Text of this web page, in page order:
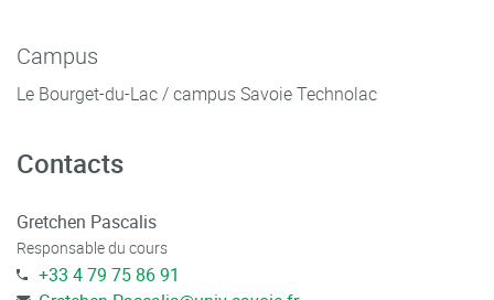
Campus
Le Bourget-du-Lac / campus Savoie Technolac
Contacts
Gretchen Pascalis
Responsable du cours
+33 4 79 75 86 91